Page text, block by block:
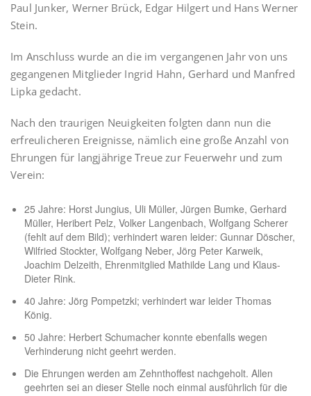
Paul Junker, Werner Brück, Edgar Hilgert und Hans Werner
Stein.
Im Anschluss wurde an die im vergangenen Jahr von uns
gegangenen Mitglieder Ingrid Hahn, Gerhard und Manfred
Lipka gedacht.
Nach den traurigen Neuigkeiten folgten dann nun die
erfreulicheren Ereignisse, nämlich eine große Anzahl von
Ehrungen für langjährige Treue zur Feuerwehr und zum
Verein:
25 Jahre: Horst Jungius, Uli Müller, Jürgen Bumke, Gerhard
Müller, Heribert Pelz, Volker Langenbach, Wolfgang Scherer
(fehlt auf dem Bild); verhindert waren leider: Gunnar Döscher,
Wilfried Stockter, Wolfgang Neber, Jörg Peter Karweik,
Joachim Delzeith, Ehrenmitglied Mathilde Lang und Klaus-
Dieter Rink.
40 Jahre: Jörg Pompetzki; verhindert war leider Thomas
König.
50 Jahre: Herbert Schumacher konnte ebenfalls wegen
Verhinderung nicht geehrt werden.
Die Ehrungen werden am Zehnthoffest nachgeholt. Allen
geehrten sei an dieser Stelle noch einmal ausführlich für die